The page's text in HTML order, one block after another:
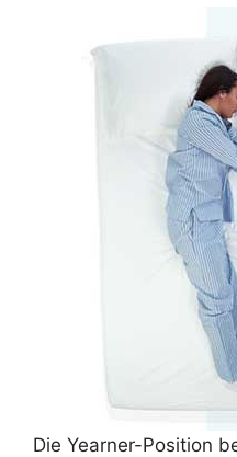
Die Yearner-Position